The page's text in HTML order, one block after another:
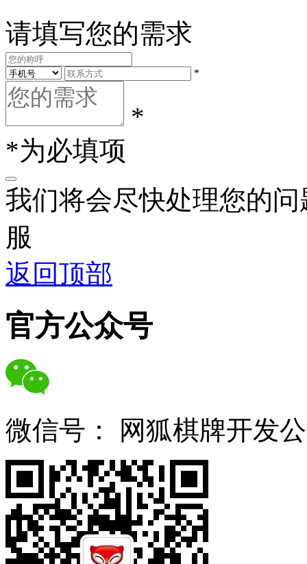
请填写您的需求
*
*
*为必填项
我们将会尽快处理您的
服
返回顶部
官方公众号
微信号： 网狐棋牌开发